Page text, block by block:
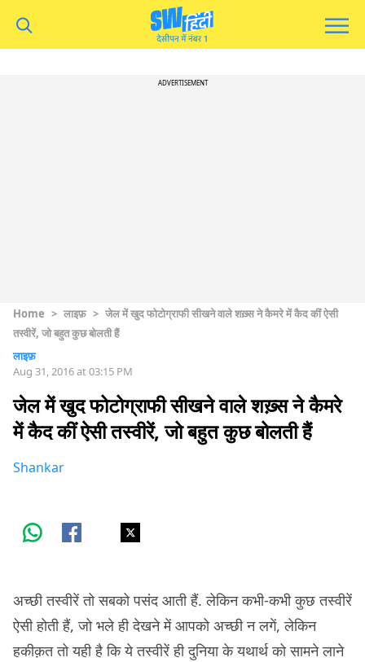
ADVERTISEMENT
Home > लाइफ़ > जेल में खुद फोटोग्राफी सीखने वाले शख़्स ने कैमरे में कैद कीं ऐसी
तस्वीरें, जो बहुत कुछ बोलती हैं
लाइफ़
Aug 31, 2016 at 03:15 PM
जेल में खुद फोटोग्राफी सीखने वाले शख़्स ने कैमरे
में कैद कीं ऐसी तस्वीरें, जो बहुत कुछ बोलती हैं
Shankar
अच्छी तस्वीरें तो सबको पसंद आती हैं. लेकिन कभी-कभी कुछ तस्वीरें
ऐसी होती हैं, जो भले ही देखने में आपको अच्छी न लगें, लेकिन
हकीक़त तो यही है कि ये तस्वीरें ही दुनिया के यथार्थ को सामने लाने